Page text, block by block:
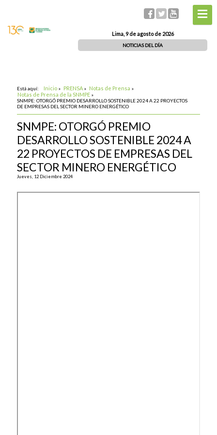
Lima, 9 de agosto de 2026
NOTICIAS DEL DÍA
Está aquí: Inicio » PRENSA » Notas de Prensa »
Notas de Prensa de la SNMPE »
SNMPE: OTORGÓ PREMIO DESARROLLO SOSTENIBLE 2024 A 22 PROYECTOS
DE EMPRESAS DEL SECTOR MINERO ENERGÉTICO
SNMPE: OTORGÓ PREMIO
DESARROLLO SOSTENIBLE 2024 A
22 PROYECTOS DE EMPRESAS DEL
SECTOR MINERO ENERGÉTICO
Jueves, 12 Diciembre 2024